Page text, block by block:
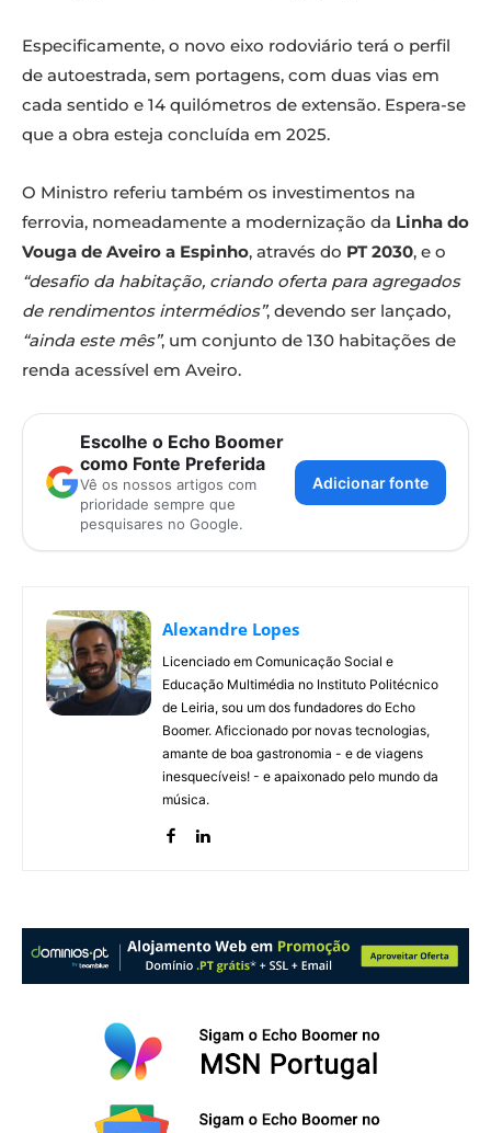
Especificamente, o novo eixo rodoviário terá o perfil
de autoestrada, sem portagens, com duas vias em
cada sentido e 14 quilómetros de extensão. Espera-se
que a obra esteja concluída em 2025.
O Ministro referiu também os investimentos na
ferrovia, nomeadamente a modernização da Linha do
Vouga de Aveiro a Espinho, através do PT 2030, e o
“desafio da habitação, criando oferta para agregados
de rendimentos intermédios”, devendo ser lançado,
“ainda este mês”, um conjunto de 130 habitações de
renda acessível em Aveiro.
Escolhe o Echo Boomer
como Fonte Preferida
Vê os nossos artigos com
prioridade sempre que
pesquisares no Google.
Adicionar fonte
Alexandre Lopes
Licenciado em Comunicação Social e
Educação Multimédia no Instituto Politécnico
de Leiria, sou um dos fundadores do Echo
Boomer. Aficcionado por novas tecnologias,
amante de boa gastronomia - e de viagens
inesquecíveis! - e apaixonado pelo mundo da
música.